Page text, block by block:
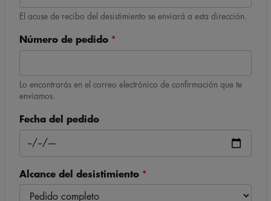
Número de pedido*
Lo encontrarás en el correo electrónico de confirmación que te
Fecha del pedido
Alcance del desistimiento*